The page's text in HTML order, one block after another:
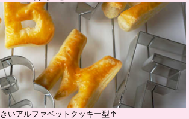
いアルファベットクッキー型↑